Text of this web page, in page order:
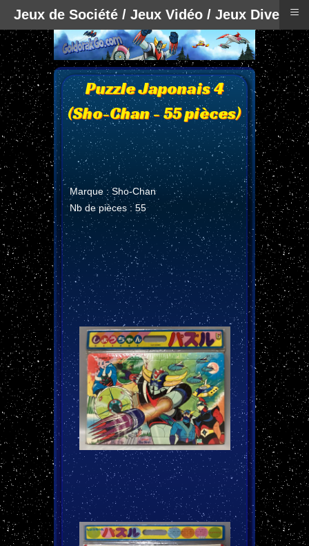
Puzzle Japonais 4
(Sho-Chan - 55 pièces)
Marque : Sho-Chan
Nb de pièces : 55
Jeux de Société / Jeux Vidéo / Jeux Divers≡